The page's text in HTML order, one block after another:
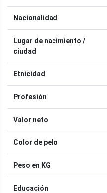
Nacionalidad
Lugar de nacimiento /
ciudad
Etnicidad
Profesión
Valor neto
Color de pelo
Peso en KG
Educación